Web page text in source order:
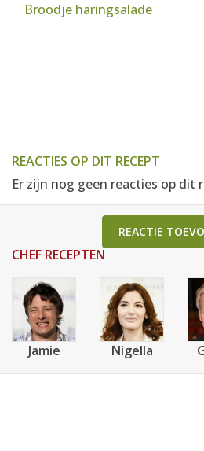
Broodje haringsalade
REACTIES OP DIT RECEPT
Er zijn nog geen reacties op dit
REACTIE
CHEF RECEPTEN
Jamie Nigella